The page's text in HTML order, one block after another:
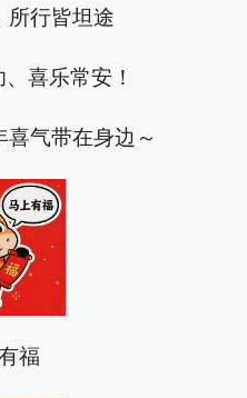
所行皆坦途
喜乐常安！
喜气带在身边～
福